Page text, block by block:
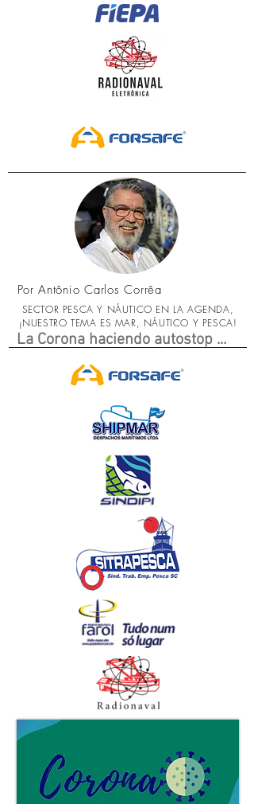
Por Antônio Carlos Corrêa
SECTOR PESCA Y NÁUTICO EN LA AGENDA,
¡NUESTRO TEMA ES MAR, NÁUTICO Y PESCA!
La Corona haciendo autostop ...